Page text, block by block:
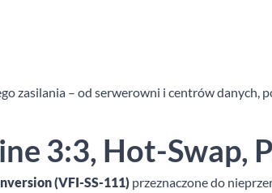
zasilania – od serwerowni i centrów danych,
3:3, Hot-Swap,
(VFI-SS-111) przeznaczone do